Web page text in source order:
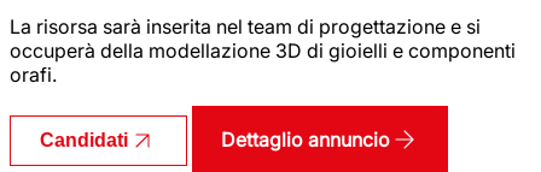
La risorsa sarà inserita nel team di progettazione e si
occuperà della modellazione 3D di gioielli e componenti
orafi.
Candidati Dettaglio annuncio